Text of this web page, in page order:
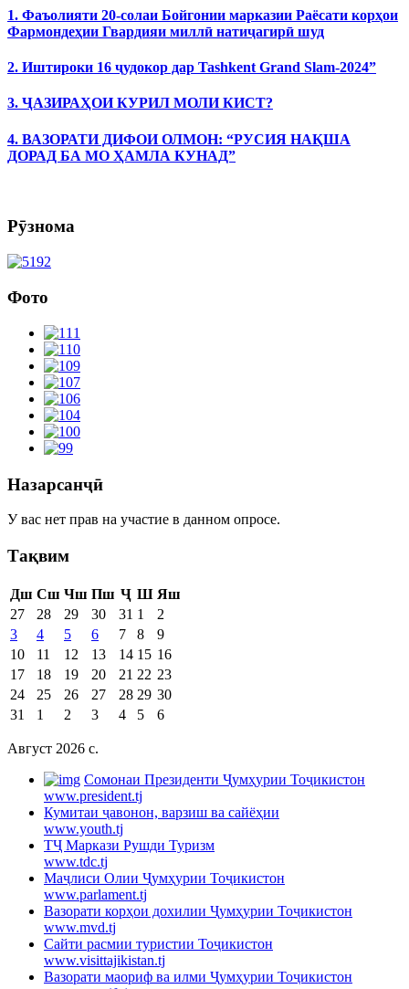
1. Фаъолияти 20-солаи Бойгонии марказии Раёсати корҳои
Фармондеҳии Гвардияи миллӣ натиҷагирӣ шуд
2. Иштироки 16 ҷудокор дар Tashkent Grand Slam-2024”
3. ҶАЗИРАҲОИ КУРИЛ МОЛИ КИСТ?
4. ВАЗОРАТИ ДИФОИ ОЛМОН: “РУСИЯ НАҚША
ДОРАД БА МО ҲАМЛА КУНАД”
Рӯзнома
Фото
Назарсанҷӣ
У вас нет прав на участие в данном опросе.
Тақвим
Дш Сш Чш Пш Ҷ Ш Яш
27
28 29 30 31 1
2
3
4 5 6 7 8
9
10
11 12 13 14 15 16
17
18 19 20 21 22 23
24
25 26 27 28 29 30
31
1 2 3 4 5 6
Август 2026 c.
Cомонаи Президенти Ҷумҳурии Тоҷикистон
www.president.tj
Кумитаи ҷавонон, варзиш ва сайёҳии
www.youth.tj
ТҶ Маркази Рушди Туризм
www.tdc.tj
Маҷлиси Олии Ҷумҳурии Тоҷикистон
www.parlament.tj
Вазорати корҳои дохилии Ҷумҳурии Тоҷикистон
www.mvd.tj
Сайти расмии туристии Тоҷикистон
www.visittajikistan.tj
Вазорати маориф ва илми Ҷумҳурии Тоҷикистон